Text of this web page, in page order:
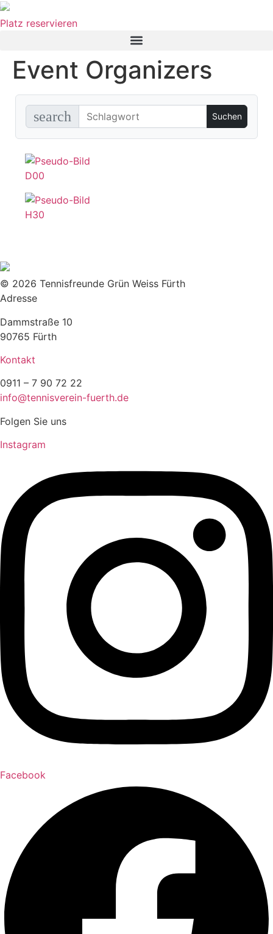
Platz reservieren
Event Organizers
search
D00
H30
© 2026 Tennisfreunde Grün Weiss Fürth
Adresse
Dammstraße 10
90765 Fürth
Kontakt
0911 – 7 90 72 22
info@tennisverein-fuerth.de
Folgen Sie uns
Instagram
Facebook